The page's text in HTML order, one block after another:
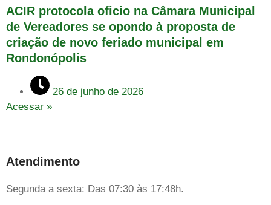
ACIR protocola oficio na Câmara Municipal
de Vereadores se opondo à proposta de
criação de novo feriado municipal em
Rondonópolis
26 de junho de 2026
Acessar »
Atendimento
Segunda a sexta: Das 07:30 às 17:48h.